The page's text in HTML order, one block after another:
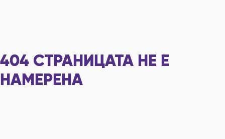
404 СТРАНИЦАТА НЕ Е
НАМЕРЕНА